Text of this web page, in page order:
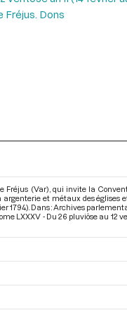
Fréjus. Dons
Fréjus (Var), qui invite la
argenterie et métaux des églises
1794). Dans : Archives
LXXXV - Du 26 pluviôse au 12